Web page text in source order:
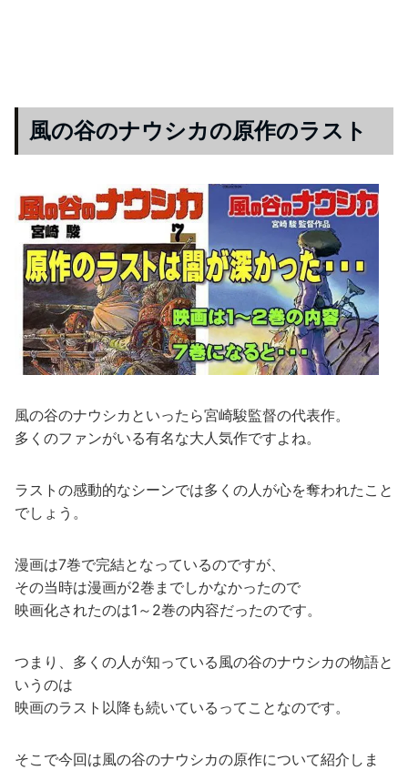
風の谷のナウシカの原作のラスト
風の谷のナウシカといったら宮崎駿監督の代表作。
多くのファンがいる有名な大人気作ですよね。
ラストの感動的なシーンでは多くの人が心を奪われたこと
でしょう。
漫画は7巻で完結となっているのですが、
その当時は漫画が2巻までしかなかったので
映画化されたのは1～2巻の内容だったのです。
つまり、多くの人が知っている風の谷のナウシカの物語と
いうのは
映画のラスト以降も続いているってことなのです。
そこで今回は風の谷のナウシカの原作について紹介しま